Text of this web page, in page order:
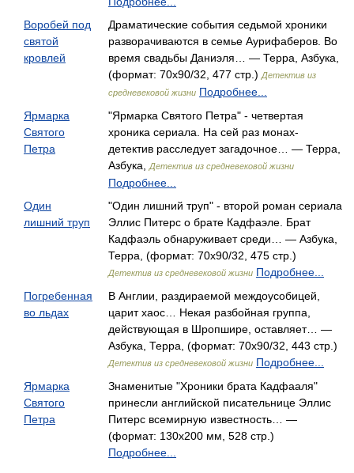
Воробей под
святой
кровлей
Драматические события седьмой хроники
разворачиваются в семье Аурифаберов. Во
время свадьбы Даниэля… — Терра, Азбука,
(формат: 70x90/32, 477 стр.) Детектив из
средневековой жизни Подробнее...
Ярмарка
Святого
Петра
"Ярмарка Святого Петра" - четвертая
хроника сериала. На сей раз монах-
детектив расследует загадочное… — Терра,
Азбука,
Детектив из средневековой жизни
Подробнее...
Один
лишний труп
"Один лишний труп" - второй роман сериала
Эллис Питерс о брате Кадфаэле. Брат
Кадфаэль обнаруживает среди… — Азбука,
Терра, (формат: 70x90/32, 475 стр.)
Детектив из средневековой жизни Подробнее...
Погребенная
во льдах
В Англии, раздираемой междоусобицей,
царит хаос… Некая разбойная группа,
действующая в Шропшире, оставляет… —
Азбука, Терра, (формат: 70x90/32, 443 стр.)
Детектив из средневековой жизни Подробнее...
Ярмарка
Святого
Петра
Знаменитые "Хроники брата Кадфааля"
принесли английской писательнице Эллис
Питерс всемирную известность… —
(формат: 130х200 мм, 528 стр.)
Подробнее...